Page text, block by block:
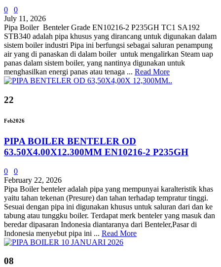
0
0
July 11, 2026
Pipa Boiler Benteler Grade EN10216-2 P235GH TC1 SA192
STB340 adalah pipa khusus yang dirancang untuk digunakan dalam
sistem boiler industri Pipa ini berfungsi sebagai saluran penampung
air yang di panaskan di dalam boiler untuk mengalirkan Steam uap
panas dalam sistem boiler, yang nantinya digunakan untuk
menghasilkan energi panas atau tenaga ... Read More
22
Feb2026
PIPA BOILER BENTELER OD
63.50X4.00X12.300MM EN10216-2 P235GH
0
0
February 22, 2026
Pipa Boiler benteler adalah pipa yang mempunyai karalteristik khas
yaitu tahan tekenan (Presure) dan tahan terhadap tempratur tinggi.
Sesuai dengan pipa ini digunakan khusus untuk saluran dari dan ke
tabung atau tunggku boiler. Terdapat merk benteler yang masuk dan
beredar dipasaran Indonesia diantaranya dari Benteler,Pasar di
Indonesia menyebut pipa ini ... Read More
08